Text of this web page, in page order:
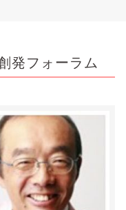
発フォーラム